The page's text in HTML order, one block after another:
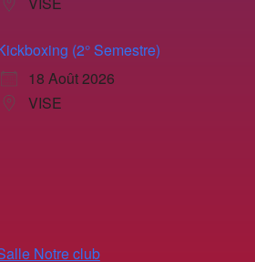
(2° Semestre)
18 Août 2026
VISE
Notre club